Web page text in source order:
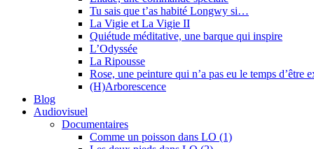
Tu sais que t’as habité Longwy si…
La Vigie et La Vigie II
Quiétude méditative, une barque qui inspire
L’Odyssée
La Ripousse
Rose, une peinture qui n’a pas eu le temps d’être
(H)Arborescence
Blog
Audiovisuel
Documentaires
Comme un poisson dans LO (1)